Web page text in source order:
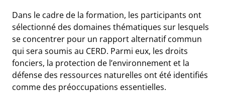
Dans le cadre de la formation, les participants ont
sélectionné des domaines thématiques sur lesquels
se concentrer pour un rapport alternatif commun
qui sera soumis au CERD. Parmi eux, les droits
fonciers, la protection de l’environnement et la
défense des ressources naturelles ont été identifiés
comme des préoccupations essentielles.